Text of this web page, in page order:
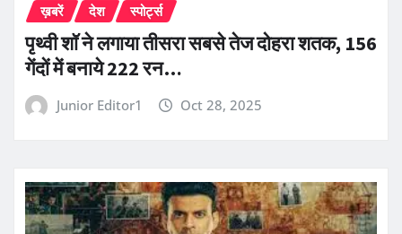
ख़बरें देश स्पोर्ट्स
पृथ्वी शॉ ने लगाया तीसरा सबसे तेज दोहरा शतक, 156
गेंदों में बनाये 222 रन…
Junior Editor1 Oct 28, 2025